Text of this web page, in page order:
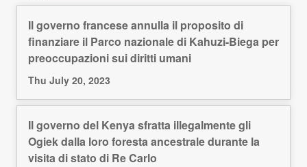
Il governo francese annulla il proposito di
finanziare il Parco nazionale di Kahuzi-Biega per
preoccupazioni sui diritti umani
Thu July 20, 2023
Il governo del Kenya sfratta illegalmente gli
Ogiek dalla loro foresta ancestrale durante la
visita di stato di Re Carlo